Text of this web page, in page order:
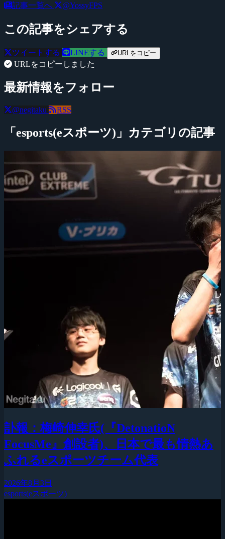
記事一覧へ @YossyFPS
この記事をシェアする
ツイートする LINEする URLをコピー
URLをコピーしました
最新情報をフォロー
@negitaku RSS
「esports(eスポーツ)」カテゴリの記事
訃報：梅崎伸幸氏(『DetonatioN
FocusMe』創設者)、日本で最も情熱あ
ふれるeスポーツチーム代表
2026年8月3日
esports(eスポーツ)